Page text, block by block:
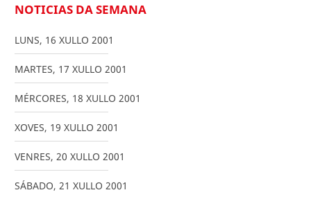
NOTICIAS DA SEMANA
LUNS, 16 XULLO 2001
MARTES, 17 XULLO 2001
MÉRCORES, 18 XULLO 2001
XOVES, 19 XULLO 2001
VENRES, 20 XULLO 2001
SÁBADO, 21 XULLO 2001